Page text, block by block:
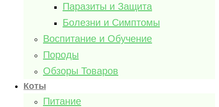
Паразиты и Защита
Болезни и Симптомы
Воспитание и Обучение
Породы
Обзоры Товаров
Коты
Питание